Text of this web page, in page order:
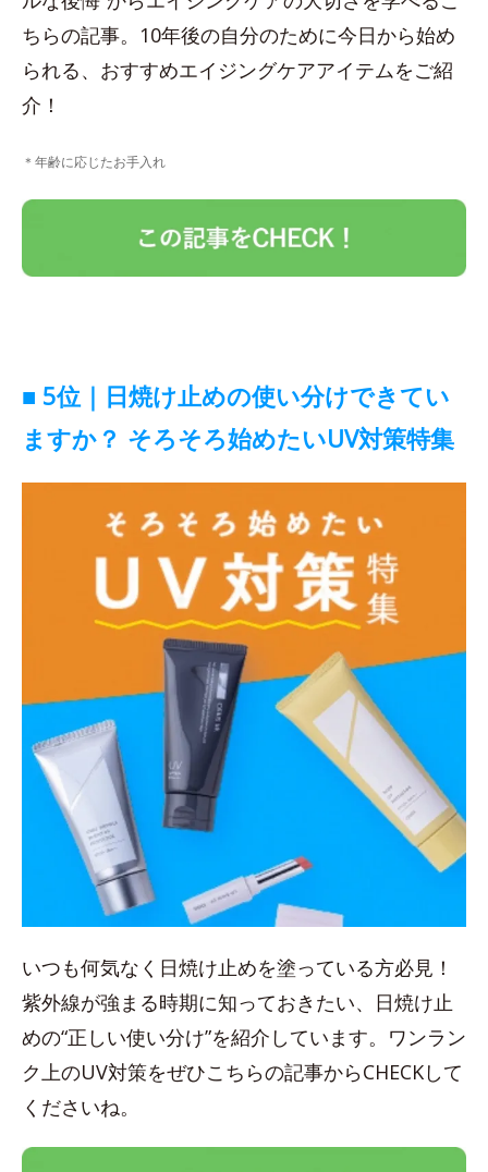
ちらの記事。10年後の自分のために今日から始め
られる、おすすめエイジングケアアイテムをご紹
介！
＊年齢に応じたお手入れ
■ 5位｜日焼け止めの使い分けできてい
ますか？ そろそろ始めたいUV対策特集
いつも何気なく日焼け止めを塗っている方必見！
紫外線が強まる時期に知っておきたい、日焼け止
めの“正しい使い分け”を紹介しています。ワンラン
ク上のUV対策をぜひこちらの記事からCHECKして
くださいね。